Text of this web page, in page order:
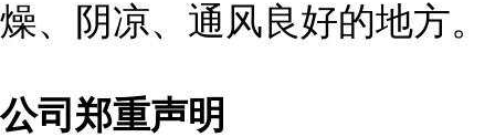
燥、阴凉、通风良好的地方。
公司郑重声明